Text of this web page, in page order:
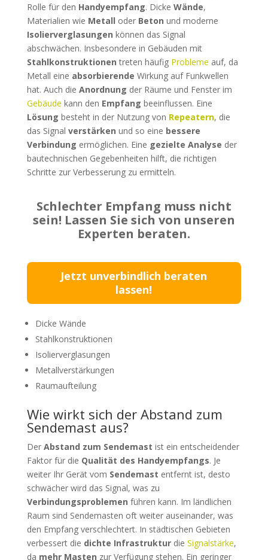
Rolle für den Handyempfang. Dicke Wände,
Materialien wie Metall oder Beton und moderne
Isolierverglasungen können das Signal
abschwächen. Insbesondere in Gebäuden mit
Stahlkonstruktionen treten häufig Probleme auf, da
Metall eine absorbierende Wirkung auf Funkwellen
hat. Auch die Anordnung der Räume und Fenster im
Gebäude kann den Empfang beeinflussen. Eine
Lösung besteht in der Nutzung von Repeatern, die
das Signal verstärken und so eine bessere
Verbindung ermöglichen. Eine gezielte Analyse der
bautechnischen Gegebenheiten hilft, die richtigen
Schritte zur Verbesserung zu ermitteln.
Schlechter Empfang muss nicht
sein! Lassen Sie sich von unseren
Experten beraten.
Jetzt unverbindlich beraten
lassen!
Dicke Wände
Stahlkonstruktionen
Isolierverglasungen
Metallverstärkungen
Raumaufteilung
Wie wirkt sich der Abstand zum
Sendemast aus?
Der Abstand zum Sendemast ist ein entscheidender
Faktor für die Qualität des Handyempfangs. Je
weiter Ihr Gerät vom Sendemast entfernt ist, desto
schwächer wird das Signal, was zu
Verbindungsproblemen führen kann. Im ländlichen
Raum sind Sendemasten oft weiter auseinander, was
den Empfang verschlechtert. In städtischen Gebieten
verbessert die dichte Infrastrukturdie Signalstärke,
da mehr Masten zur Verfügung stehen. Ein geringer